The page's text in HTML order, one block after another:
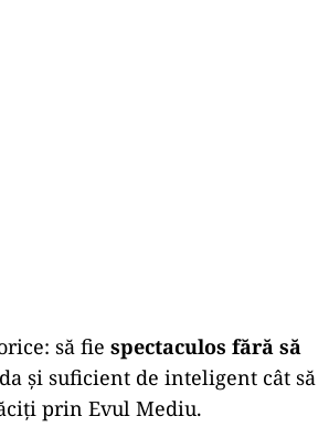
să fie spectaculos fără să
și suficient de inteligent cât să
prin Evul Mediu.